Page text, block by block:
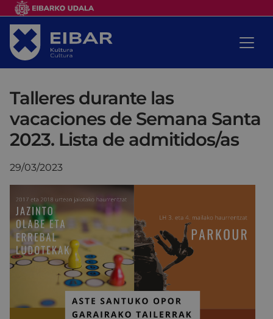
Talleres durante las
vacaciones de Semana Santa
2023. Lista de admitidos/as
29/03/2023